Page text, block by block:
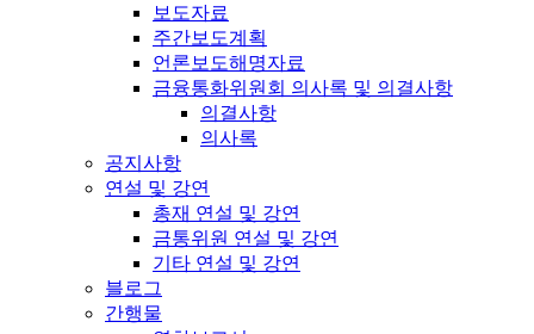
보도자료
주간보도계획
언론보도해명자료
금융통화위원회 의사록 및 의결사항
의결사항
의사록
공지사항
연설 및 강연
총재 연설 및 강연
금통위원 연설 및 강연
기타 연설 및 강연
블로그
간행물